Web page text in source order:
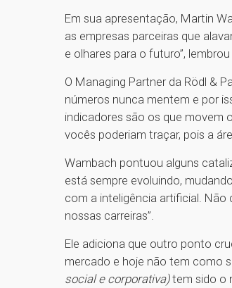
Em sua apresentação, Martin
as empresas parceiras que
e olhares para o futuro”, lembrou
O Managing Partner da Rödl &
números nunca mentem e por
indicadores são os que movem
vocês poderiam traçar, pois a
Wambach pontuou alguns
está sempre evoluindo,
com a inteligência artificial. Não
nossas carreiras”.
Ele adiciona que outro ponto
mercado e hoje não tem como
social e corporativa)tem sido o